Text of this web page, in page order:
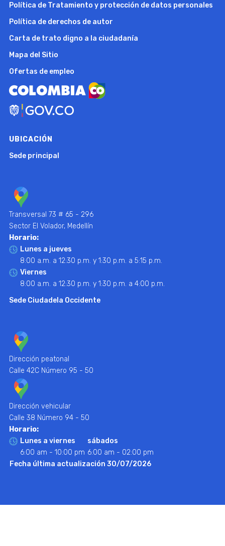
Política de Tratamiento y protección de datos personales
Política de derechos de autor
Carta de trato digno a la ciudadanía
Mapa del Sitio
Ofertas de empleo
UBICACIÓN
Sede principal
Transversal 73 # 65 - 296
Sector El Volador, Medellín
Horario:
Lunes a jueves
8:00 a.m. a 12:30 p.m. y 1:30 p.m. a 5:15 p.m.
Viernes
8:00 a.m. a 12:30 p.m. y 1:30 p.m. a 4:00 p.m.
Sede Ciudadela Occidente
Dirección peatonal
Calle 42C Número 95 - 50
Dirección vehicular
Calle 38 Número 94 - 50
Horario:
Lunes a viernes
6:00 am - 10:00 pm
sábados
6:00 am - 02:00 pm
Fecha última actualización 30/07/2026